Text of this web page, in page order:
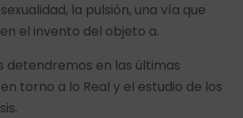
la pulsión, una vía que
el invento del objeto a.
detendremos en las últimas
torno a lo Real y el estudio de los